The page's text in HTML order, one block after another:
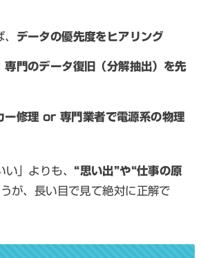
データの優先度をヒアリング
専門のデータ復旧（分解抽出）を先
ー修理 or 専門業者で電源系の物理
い」よりも、 “思い出”や“仕事の原
が、長い目で見て絶対に正解で